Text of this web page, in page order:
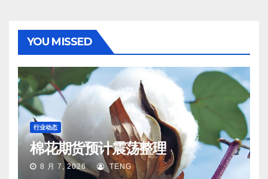
YOU MISSED
行业动态
棉花期货预计震荡整理
8 月 7, 2026 TENG